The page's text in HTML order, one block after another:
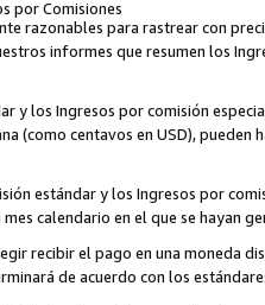
por Comisiones
razonables para rastrear con
informes que resumen los
y los Ingresos por comisión
(como centavos en USD),
estándar y los Ingresos por
calendario en el que se hayan
recibir el pago en una moneda
de acuerdo con los